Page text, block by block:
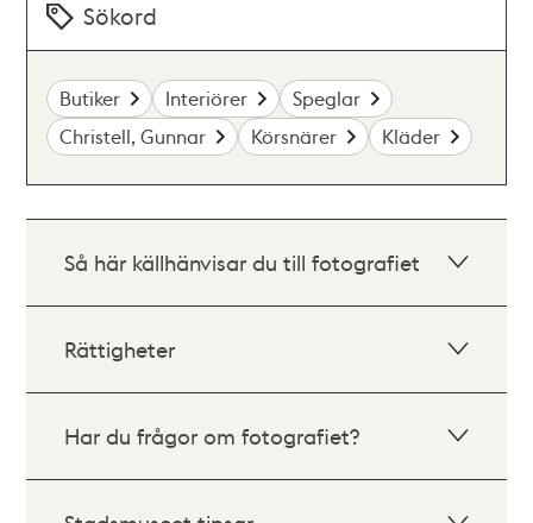
Sökord
Butiker Interiörer
Speglar
Christell, Gunnar
Körsnärer Kläder
Så här källhänvisar du till fotografiet
Rättigheter
Har du frågor om fotografiet?